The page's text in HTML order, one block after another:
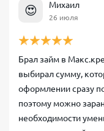
😍 Михаил
26 июля
Брал займ в
выбирал сумму,
оформлении сразу
поэтому можно
необходимости